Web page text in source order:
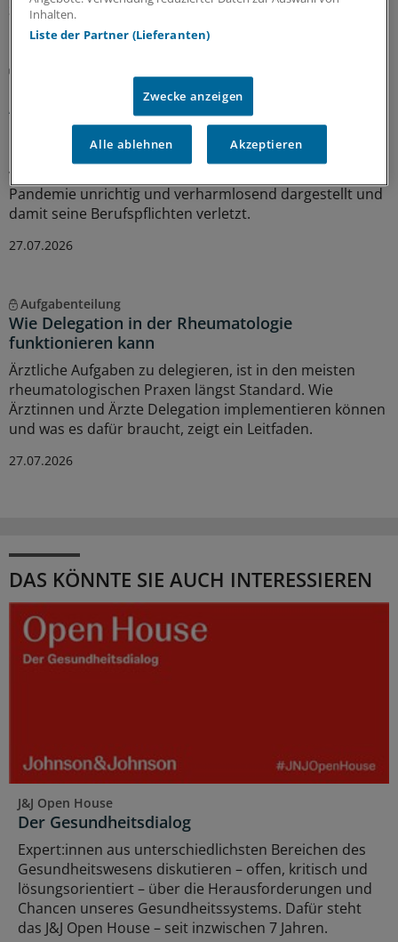
30.07.2026
Urteil: Kein Maulkorb für Ärzte wegen
Äußerungen zu COVID-Pandemie
Das Berufsobergericht für Heilberufe Berlin kippt den
Rügebescheid einer Ärztekammer, die einem Arzt
vorwirft, er habe die Gefährlichkeit der Corona-
Pandemie unrichtig und verharmlosend dargestellt und
damit seine Berufspflichten verletzt.
27.07.2026
Aufgabenteilung
Wie Delegation in der Rheumatologie
funktionieren kann
Ärztliche Aufgaben zu delegieren, ist in den meisten
rheumatologischen Praxen längst Standard. Wie
Ärztinnen und Ärzte Delegation implementieren können
und was es dafür braucht, zeigt ein Leitfaden.
27.07.2026
DAS KÖNNTE SIE AUCH INTERESSIEREN
J&J Open House
Der Gesundheitsdialog
Expert:innen aus unterschiedlichsten Bereichen des
Gesundheitswesens diskutieren – offen, kritisch und
lösungsorientiert – über die Herausforderungen und
Chancen unseres Gesundheitssystems. Dafür steht
das J&J Open House – seit inzwischen 7 Jahren.
Inhalten.
Liste der Partner (Lieferanten)
Zwecke anzeigen
Alle ablehnen Akzeptieren